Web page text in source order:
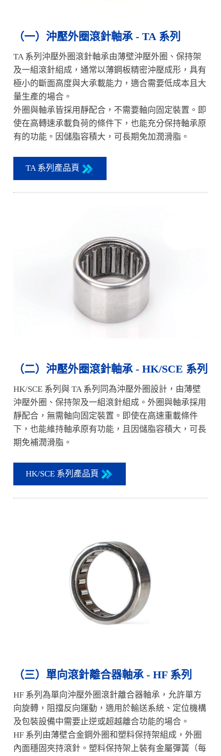
（一） 沖壓外圈滾針軸承 - TA 系列
TA 系列沖壓外圈滾針軸承由薄壁沖壓外圈、保持架
及一組滾針組成，通常以薄鋼板精密沖壓成形，具有
極小的斷面高度與大承載能力，適合需要低成本且大
量生產的場合。
外圈與軸承皆採用靜配合，不需要軸向固定裝置。即
使在高轉速承載負荷的條件下，也能充分保持軸承原
有的功能。因儲脂容積大，可長期免加潤滑脂。
TA 系列產品頁
（二） 沖壓外圈滾針軸承 - HK/SCE 系列
HK/SCE 系列與 TA 系列同為沖壓外圈設計，由薄壁
沖壓外圈、保持架及一組滾針組成。外圈與軸承採用
靜配合，無需軸向固定裝置。即使在高速重載條件
下，也能維持軸承原有功能，且因儲脂容積大，可長
期免補潤滑脂。
HK/SCE 系列產品頁
（三） 單向滾針離合器軸承 - HF 系列
HF 系列為單向沖壓外圈滾針離合器軸承，允許單方
向旋轉，阻擋反向運動，適用於輸送系統、定位機構
及包裝設備中需要止逆或超越離合功能的場合。
HF 系列由薄壁合金鋼外圈和塑料保持架組成，外圈
內面穩固夾持滾針。塑料保持架上裝有金屬彈簧（每